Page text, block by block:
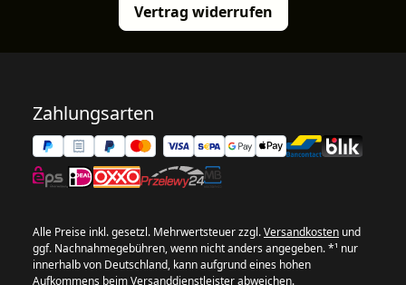
Vertrag widerrufen
Zahlungsarten
Alle Preise inkl. gesetzl. Mehrwertsteuer zzgl.Versandkosten und
ggf. Nachnahmegebühren, wenn nicht anders angegeben. *¹ nur
innerhalb von Deutschland, kann aufgrund eines hohen
Aufkommens beim Versanddienstleister abweichen.